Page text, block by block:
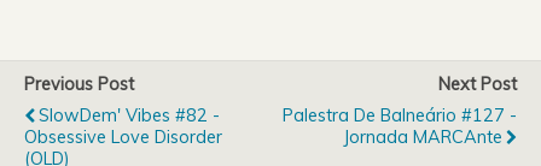
Ribeiro Moreira- Catarina
Aguiar Gomes de
Almeida- Miguel Martinho
Pacheco Oliveira- Sara de
Previous Post
SlowDem' Vibes #82 -
Obsessive Love Disorder
(OLD)
Next Post
Palestra De Balneário #127 -
Jornada MARCAnte